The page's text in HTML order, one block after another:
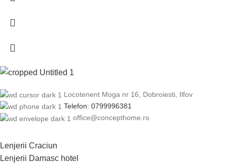
Locotenent Moga nr 16, Dobroiesti, Ilfov
Telefon: 0799996381
office@concepthome.ro
Lenjerii Craciun
Lenjerii Damasc hotel